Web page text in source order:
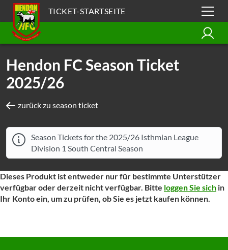
TICKET-STARTSEITE
Hendon FC Season Ticket
2025/26
zurück zu season ticket
Season Tickets for the 2025/26 Isthmian League
Division 1 South Central Season
Dieses Produkt ist entweder nur für bestimmte Unterstützer
verfügbar oder derzeit nicht verfügbar. Bitte loggen Sie sich in
Ihr Konto ein, um zu prüfen, ob Sie es jetzt kaufen können.